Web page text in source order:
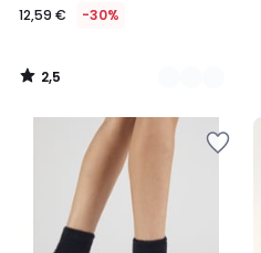
12,59 € -30%
2,5
/